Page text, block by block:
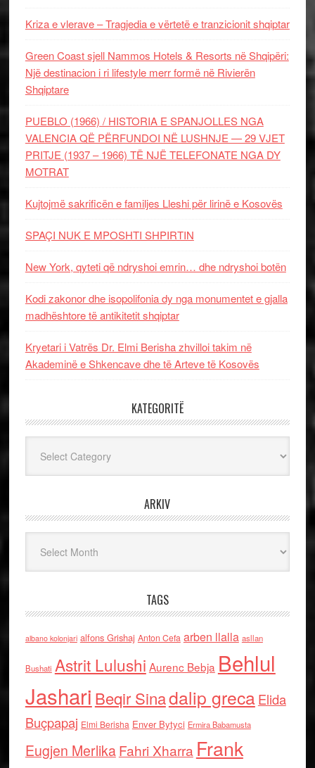
Kriza e vlerave – Tragjedia e vërtetë e tranzicionit shqiptar
Green Coast sjell Nammos Hotels & Resorts në Shqipëri:
Një destinacion i ri lifestyle merr formë në Rivierën
Shqiptare
PUEBLO (1966) / HISTORIA E SPANJOLLES NGA
VALENCIA QË PËRFUNDOI NË LUSHNJE — 29 VJET
PRITJE (1937 – 1966) TË NJË TELEFONATE NGA DY
MOTRAT
Kujtojmë sakrificën e familjes Lleshi për lirinë e Kosovës
SPAÇI NUK E MPOSHTI SHPIRTIN
New York, qyteti që ndryshoi emrin… dhe ndryshoi botën
Kodi zakonor dhe isopolifonia dy nga monumentet e gjalla
madhështore të antikitetit shqiptar
Kryetari i Vatrës Dr. Elmi Berisha zhvilloi takim në
Akademinë e Shkencave dhe të Arteve të Kosovës
KATEGORITË
ARKIV
TAGS
albano kolonjari alfons Grishaj Anton Cefa arben llalla asllan
Bushati Astrit Lulushi Aurenc Bebja Behlul
Jashari Beqir Sinadalip grecaElida
Buçpapaj Elmi Berisha Enver Bytyci Ermira Babamusta
Eugjen MerlikaFahri Xharra Frank